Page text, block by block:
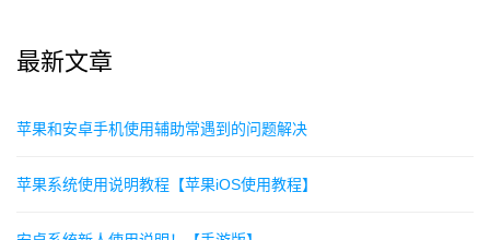
最新文章
苹果和安卓手机使用辅助常遇到的问题解决
苹果系统使用说明教程【苹果iOS使用教程】